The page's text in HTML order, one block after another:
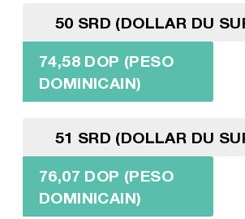
50 SRD (DOLLAR DU
74,58 DOP (PESO
DOMINICAIN)
51 SRD (DOLLAR DU
76,07 DOP (PESO
DOMINICAIN)